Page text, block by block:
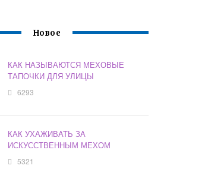
Новое
КАК НАЗЫВАЮТСЯ МЕХОВЫЕ
ТАПОЧКИ ДЛЯ УЛИЦЫ
6293
КАК УХАЖИВАТЬ ЗА
ИСКУССТВЕННЫМ МЕХОМ
5321